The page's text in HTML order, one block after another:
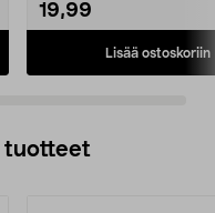
19,99
Lisää ostoskoriin
tuotteet